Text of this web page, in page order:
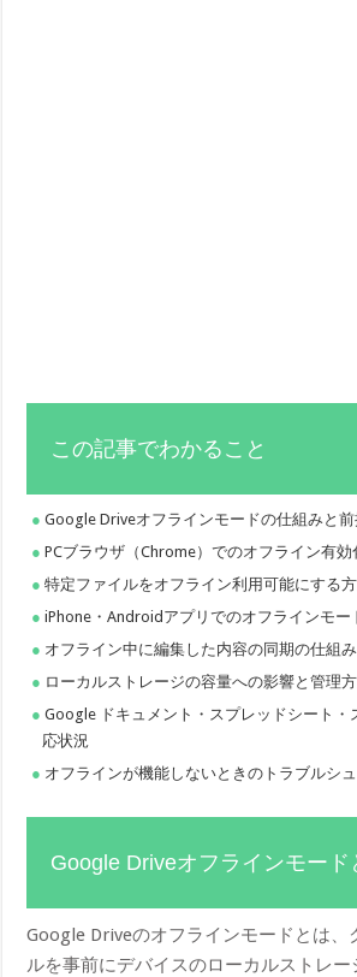
この記事でわかること
Google Driveオフラインモードの仕組みと
PCブラウザ（Chrome）でのオフライン有効
特定ファイルをオフライン利用可能にする
iPhone・Androidアプリでのオフラインモー
オフライン中に編集した内容の同期の仕組み
ローカルストレージの容量への影響と管理
Google ドキュメント・スプレッドシート・
応状況
オフラインが機能しないときのトラブルシ
Google Driveオフラインモード
Google Driveのオフラインモードとは、
ルを事前にデバイスのローカルストレー